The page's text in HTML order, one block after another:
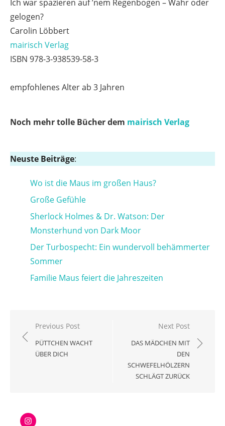
Ich war spazieren auf ’nem Regenbogen – Wahr oder
gelogen?
Carolin Löbbert
mairisch Verlag
ISBN 978-3-938539-58-3
empfohlenes Alter ab 3 Jahren
Noch mehr tolle Bücher dem mairisch Verlag
Neuste Beiträge:
Wo ist die Maus im großen Haus?
Große Gefühle
Sherlock Holmes & Dr. Watson: Der
Monsterhund von Dark Moor
Der Turbospecht: Ein wundervoll behämmerter
Sommer
Familie Maus feiert die Jahreszeiten
Beitragsnavigation
Previous Post
PÜTTCHEN WACHT
ÜBER DICH
Next Post
DAS MÄDCHEN MIT
DEN
SCHWEFELHÖLZERN
SCHLÄGT ZURÜCK
Instagram